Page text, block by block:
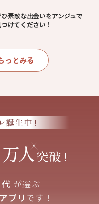
素敵な出会いをアンジュで
つけてください！
っとみる
誕生中 !
万人突破 !
代 が選ぶ
プリ です！